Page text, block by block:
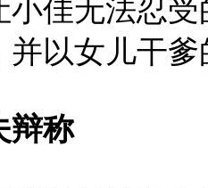
无法忍受
并以女儿干
辩称